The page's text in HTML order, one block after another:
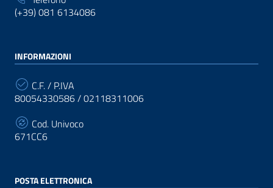
(+39) 081 6134086
INFORMAZIONI
C.F. / P.IVA
80054330586 / 02118311006
Cod. Univoco
671CC6
POSTA ELETTRONICA